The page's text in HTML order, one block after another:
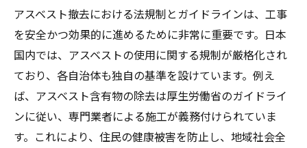
アスベスト撤去における法規制とガイドラインは、工事
を安全かつ効果的に進めるために非常に重要です。日本
国内では、アスベストの使用に関する規制が厳格化され
ており、各自治体も独自の基準を設けています。例え
ば、アスベスト含有物の除去は厚生労働省のガイドライ
ンに従い、専門業者による施工が義務付けられていま
す。これにより、住民の健康被害を防止し、地域社会全